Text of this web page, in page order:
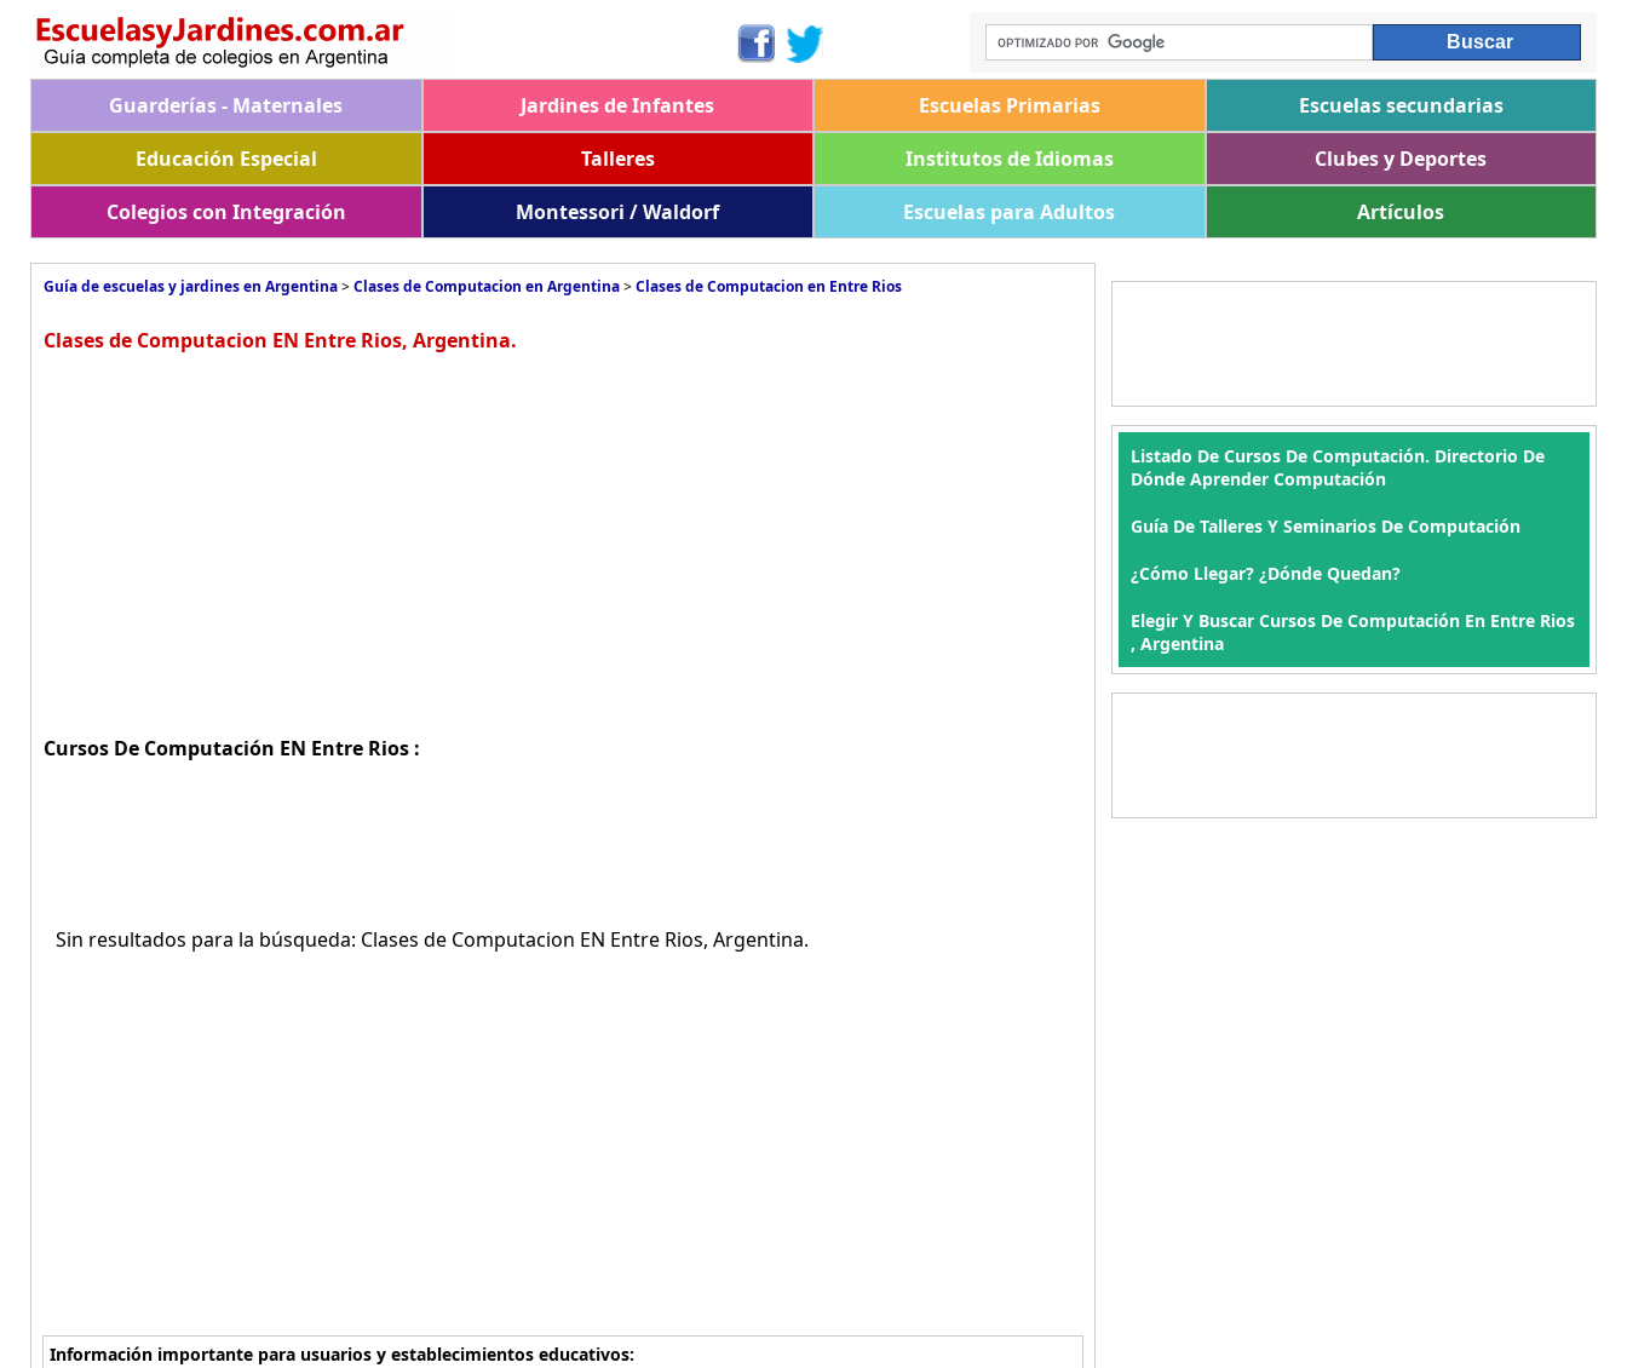
Guarderías - Maternales Jardines de Infantes Escuelas Primarias
Escuelas secundarias
Educación Especial
Talleres Institutos de Idiomas
Clubes y Deportes
Colegios con Integración
Montessori / Waldorf Escuelas para Adultos Artículos
Guía de escuelas y jardines en Argentina>Clases de Computacion en Argentina>Clases de Computacion en Entre Rios
Clases de Computacion EN Entre Rios, Argentina.
Cursos De Computación EN Entre Rios :
Sin resultados para la búsqueda: Clases de Computacion EN Entre Rios, Argentina.
Información importante para usuarios y establecimientos educativos:
Listado De Cursos De Computación. Directorio De
Dónde Aprender Computación
Guía De Talleres Y Seminarios De Computación
¿Cómo Llegar? ¿Dónde Quedan?
Elegir Y Buscar Cursos De Computación En Entre Rios
, Argentina